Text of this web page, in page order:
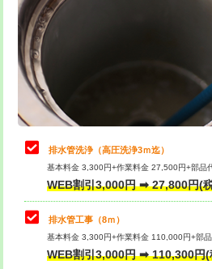
給水管工事※（ライニング鋼管・銅
管・ポリ管・HT管使用/3ｍ超え)
排水管工事（土の掘削・埋め戻し作
業）
排水管工事（排水管工事/3ｍまで）
排水管工事（追加 排水管工事/3ｍ超
え）
マス交換（土の掘削・埋め戻し作業）
マス交換（深さ50㎝未満）
マス交換（深さ50㎝以上）
カメラ調査
桝清掃
止水・漏水調査・防水処理・清掃・修
理・調整・分解・加工など（軽作業）
止水・漏水調査・防水処理・清掃・修
理・調整・分解・加工など（中作業）
止水・漏水調査・防水処理・清掃・修
理・調整・分解・加工など（重作業）
その他部品の脱着
交換・取付（タンク）
排水管洗浄（高圧洗浄3ｍ迄）
基本料金 3,300円+作業料金 27,500円+部品
WEB割引3,000円 ➡ 27,800円(
排水管工事（8ｍ）
基本料金 3,300円+作業料金 110,000円+部
WEB割引3,000円 ➡ 110,300円(